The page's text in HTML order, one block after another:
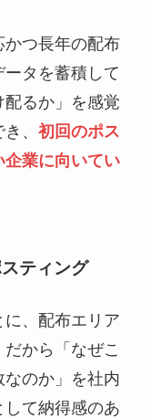
かつ長年の配布
タを蓄積して
るか」を感覚
、 初回のポス
企業に向いてい
ティング
、配布エリア
から「なぜこ
のか」を社内
て納得感のあ